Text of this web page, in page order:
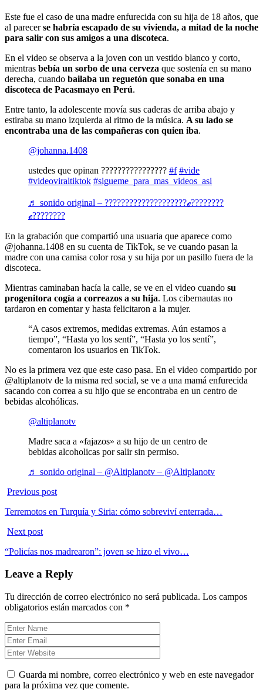
Este fue el caso de una madre enfurecida con su hija de 18 años, que
al parecerse habría escapado de su vivienda, a mitad de la noche
para salir con sus amigos a una discoteca.
En el video se observa a la joven con un vestido blanco y corto,
mientras bebía un sorbo de una cerveza que sostenía en su mano
derecha, cuando bailaba un reguetón que sonaba en una
discoteca de Pacasmayo en Perú.
Entre tanto, la adolescente movía sus caderas de arriba abajo y
estiraba su mano izquierda al ritmo de la música. A su lado se
encontraba una de las compañeras con quien iba.
@johanna.1408
ustedes que opinan ???????????????? #f #vide
#videoviraltiktok #sigueme_para_mas_videos_asi
♬ sonido original – ????????????????????ℯ????????
ℯ????????
En la grabación que compartió una usuaria que aparece como
@johanna.1408 en su cuenta de TikTok, se ve cuando pasan la
madre con una camisa color rosa y su hija por un pasillo fuera de la
discoteca.
Mientras caminaban hacía la calle, se ve en el video cuando su
progenitora cogía a correazos a su hija. Los cibernautas no
tardaron en comentar y hasta felicitaron a la mujer.
“A casos extremos, medidas extremas. Aún estamos a
tiempo”, “Hasta yo los sentí”, “Hasta yo los sentí”,
comentaron los usuarios en TikTok.
No es la primera vez que este caso pasa. En el video compartido por
@altiplanotv de la misma red social, se ve a una mamá enfurecida
sacando con correa a su hijo que se encontraba en un centro de
bebidas alcohólicas.
@altiplanotv
Madre saca a «fajazos» a su hijo de un centro de
bebidas alcoholicas por salir sin permiso.
♬ sonido original – @Altiplanotv – @Altiplanotv
Previous post
Terremotos en Turquía y Siria: cómo sobreviví enterrada…
Next post
“Policías nos madrearon”: joven se hizo el vivo…
Leave a Reply
Tu dirección de correo electrónico no será publicada. Los campos
obligatorios están marcados con *
Guarda mi nombre, correo electrónico y web en este navegador
para la próxima vez que comente.